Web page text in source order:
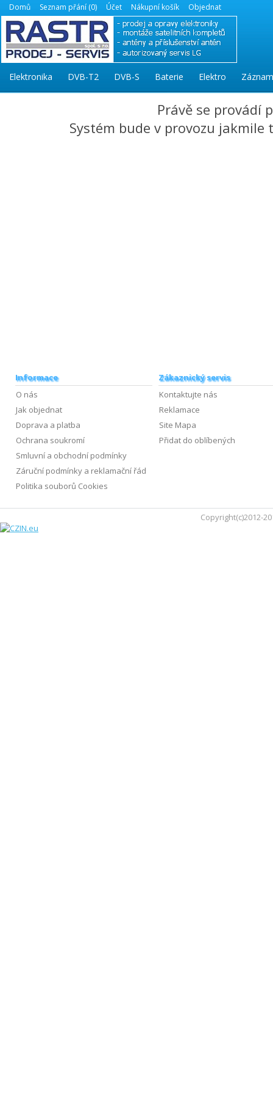
Domů Seznam přání (0) Účet Nákupní košík Objednat
Elektronika DVB-T2 DVB-S Baterie Elektro
Právě se provádí
Systém bude v provozu
Informace
O nás
Jak objednat
Doprava a platba
Ochrana soukromí
Smluvní a obchodní podmínky
Záruční podmínky a reklamační řád
Politika souborů Cookies
Zákaznický servis
Kontaktujte nás
Reklamace
Site Mapa
Přidat do oblíbených
Copyright(c)2012-